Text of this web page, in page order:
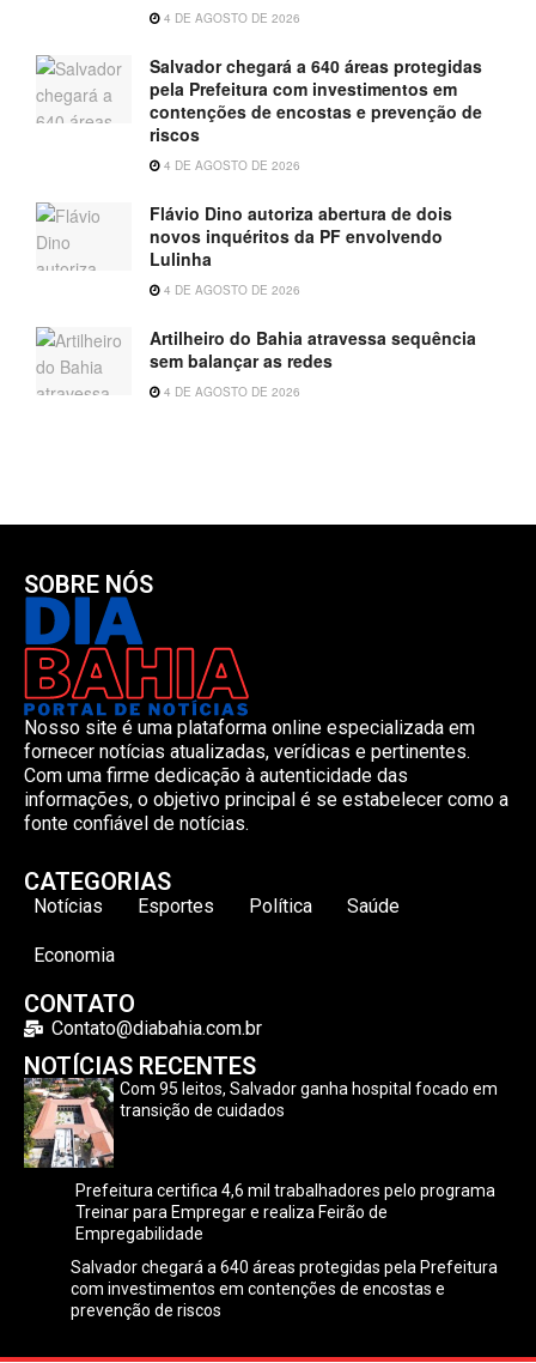
4 DE AGOSTO DE 2026
Salvador chegará a 640 áreas protegidas
pela Prefeitura com investimentos em
contenções de encostas e prevenção de
riscos
4 DE AGOSTO DE 2026
Flávio Dino autoriza abertura de dois
novos inquéritos da PF envolvendo
Lulinha
4 DE AGOSTO DE 2026
Artilheiro do Bahia atravessa sequência
sem balançar as redes
4 DE AGOSTO DE 2026
SOBRE NÓS
Nosso site é uma plataforma online especializada em
fornecer notícias atualizadas, verídicas e pertinentes.
Com uma firme dedicação à autenticidade das
informações, o objetivo principal é se estabelecer como a
fonte confiável de notícias.
CATEGORIAS
Notícias Esportes Política Saúde
Economia
CONTATO
Contato@diabahia.com.br
NOTÍCIAS RECENTES
Com 95 leitos, Salvador ganha hospital focado em
transição de cuidados
Prefeitura certifica 4,6 mil trabalhadores pelo programa
Treinar para Empregar e realiza Feirão de
Empregabilidade
Salvador chegará a 640 áreas protegidas pela Prefeitura
com investimentos em contenções de encostas e
prevenção de riscos